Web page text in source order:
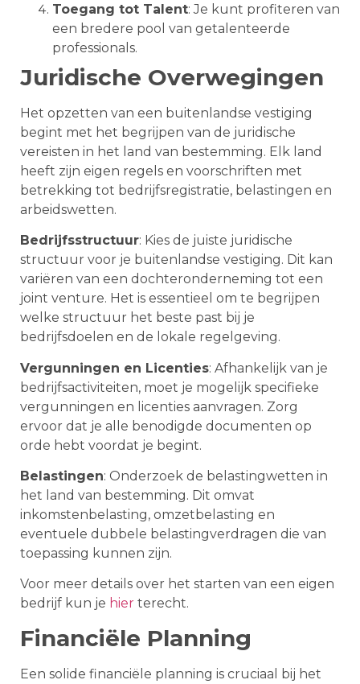
Toegang tot Talent: Je kunt profiteren van
een bredere pool van getalenteerde
professionals.
Juridische Overwegingen
Het opzetten van een buitenlandse vestiging
begint met het begrijpen van de juridische
vereisten in het land van bestemming. Elk land
heeft zijn eigen regels en voorschriften met
betrekking tot bedrijfsregistratie, belastingen en
arbeidswetten.
Bedrijfsstructuur: Kies de juiste juridische
structuur voor je buitenlandse vestiging. Dit kan
variëren van een dochteronderneming tot een
joint venture. Het is essentieel om te begrijpen
welke structuur het beste past bij je
bedrijfsdoelen en de lokale regelgeving.
Vergunningen en Licenties: Afhankelijk van je
bedrijfsactiviteiten, moet je mogelijk specifieke
vergunningen en licenties aanvragen. Zorg
ervoor dat je alle benodigde documenten op
orde hebt voordat je begint.
Belastingen: Onderzoek de belastingwetten in
het land van bestemming. Dit omvat
inkomstenbelasting, omzetbelasting en
eventuele dubbele belastingverdragen die van
toepassing kunnen zijn.
Voor meer details over het starten van een eigen
bedrijf kun je hier terecht.
Financiële Planning
Een solide financiële planning is cruciaal bij het